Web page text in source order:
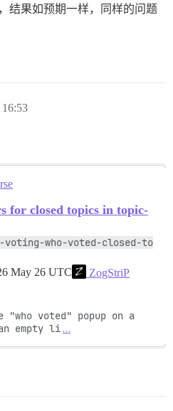
结果如预期一样，同样的问题
for closed topics in topic-
who-voted-closed-to
May 26 UTC
ZogStriP
voted" popup on a
empty li …